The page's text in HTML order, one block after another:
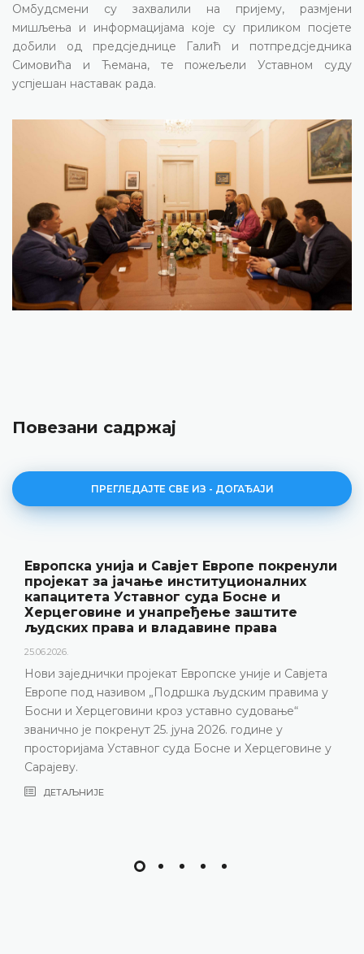
Омбудсмени су захвалили на пријему, размјени
мишљења и информацијама које су приликом посјете
добили од предсједнице Галић и потпредсједника
Симовића и Ћемана, те пожељели Уставном суду
успјешан наставак рада.
Повезани садржај
ПРЕГЛЕДАЈТЕ СВЕ ИЗ - ДОГАЂАЈИ
Европска унија и Савјет Европе покренули
пројекат за јачање институционалних
капацитета Уставног суда Босне и
Херцеговине и унапређење заштите
људских права и владавине права
25.06.2026.
Нови заједнички пројекат Европске уније и Савјета
Европе под називом „Подршка људским правима у
Босни и Херцеговини кроз уставно судовање“
званично је покренут 25. јуна 2026. године у
просторијама Уставног суда Босне и Херцеговине у
Сарајеву.
ДЕТАЉНИЈЕ